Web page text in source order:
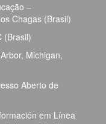
–
Chagas (Brasil)
(Brasil)
Michigan,
Aberto de
em Línea